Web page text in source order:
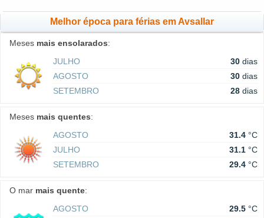
Melhor época para férias em Avsallar
Meses mais ensolarados:
JULHO
30 dias
AGOSTO
30 dias
SETEMBRO
28 dias
Meses mais quentes:
AGOSTO
31.4 °C
JULHO
31.1 °C
SETEMBRO
29.4 °C
O mar mais quente:
AGOSTO
29.5 °C